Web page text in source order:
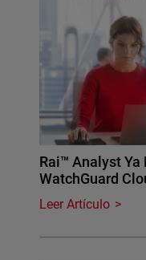
Rai™ Analyst
WatchGuard
Leer Artículo